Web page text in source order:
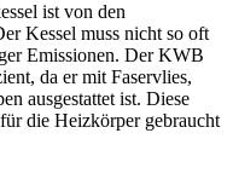
ist von den
Kessel muss nicht so oft
Emissionen. Der KWB
da er mit Faservlies,
ausgestattet ist. Diese
die Heizkörper gebraucht